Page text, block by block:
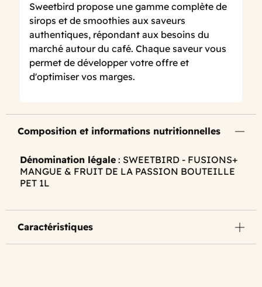
Sweetbird propose une gamme complète de
sirops et de smoothies aux saveurs
authentiques, répondant aux besoins du
marché autour du café. Chaque saveur vous
permet de développer votre offre et
d'optimiser vos marges.
Composition et informations nutritionnelles
Dénomination légale : SWEETBIRD - FUSIONS+
MANGUE & FRUIT DE LA PASSION BOUTEILLE
PET 1L
Caractéristiques